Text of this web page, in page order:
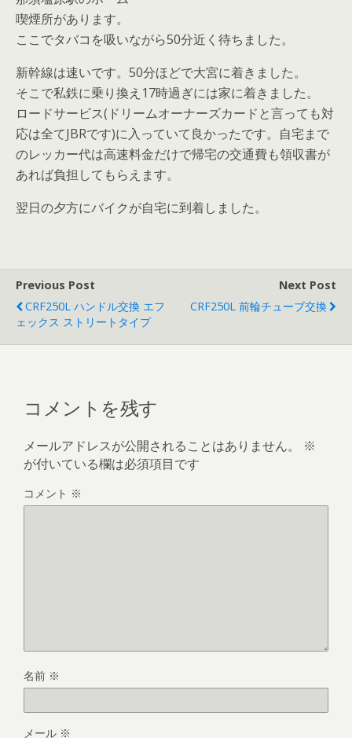
喫煙所があります。
ここでタバコを吸いながら50分近く待ちました。
新幹線は速いです。50分ほどで大宮に着きました。
そこで私鉄に乗り換え17時過ぎには家に着きました。
ロードサービス(ドリームオーナーズカードと言っても対
応は全てJBRです)に入っていて良かったです。自宅まで
のレッカー代は高速料金だけで帰宅の交通費も領収書が
あれば負担してもらえます。
翌日の夕方にバイクが自宅に到着しました。
Previous Post
CRF250L ハンドル交換 エフ
ェックス ストリートタイプ
Next Post
CRF250L 前輪チューブ交換
コメントを残す
メールアドレスが公開されることはありません。
※
が付いている欄は必須項目です
コメント ※
名前 ※
メール ※